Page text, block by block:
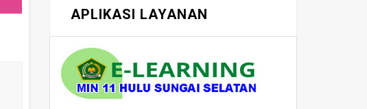
APLIKASI LAYANAN